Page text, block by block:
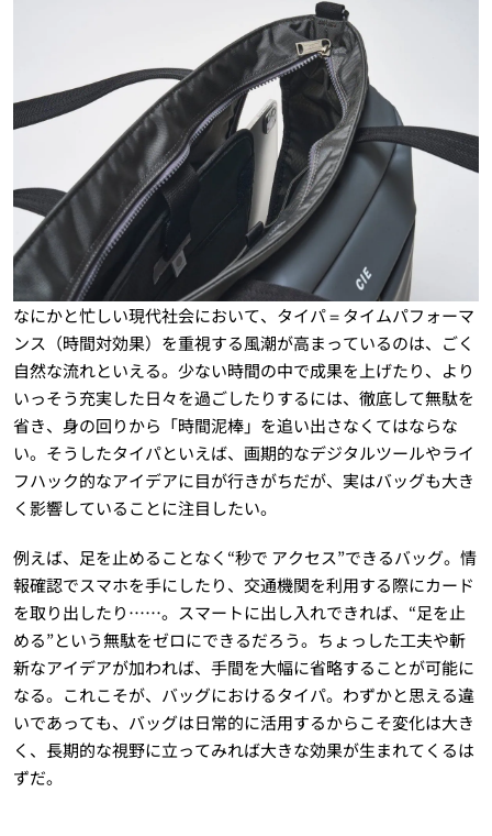
なにかと忙しい現代社会において、タイパ＝タイムパフォーマ
ンス（時間対効果）を重視する風潮が高まっているのは、ごく
自然な流れといえる。少ない時間の中で成果を上げたり、より
いっそう充実した日々を過ごしたりするには、徹底して無駄を
省き、身の回りから「時間泥棒」を追い出さなくてはならな
い。そうしたタイパといえば、画期的なデジタルツールやライ
フハック的なアイデアに目が行きがちだが、実はバッグも大き
く影響していることに注目したい。
例えば、足を止めることなく“秒で アクセス”できるバッグ。情
報確認でスマホを手にしたり、交通機関を利用する際にカード
を取り出したり……。スマートに出し入れできれば、“足を止
める”という無駄をゼロにできるだろう。ちょっした工夫や斬
新なアイデアが加われば、手間を大幅に省略することが可能に
なる。これこそが、バッグにおけるタイパ。わずかと思える違
いであっても、バッグは日常的に活用するからこそ変化は大き
く、長期的な視野に立ってみれば大きな効果が生まれてくるは
ずだ。